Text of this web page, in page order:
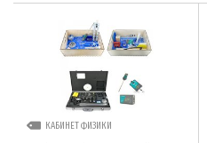
КАБИНЕТ ФИЗИКИ